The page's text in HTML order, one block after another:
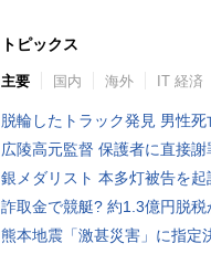
トピックス
主要 国内 海外 IT 経済
脱輪したトラック発見 男性死
広陵高元監督 保護者に直接謝
銀メダリスト 本多灯被告を起
詐取金で競艇? 約1.3億円脱税
熊本地震「激甚災害」に指定